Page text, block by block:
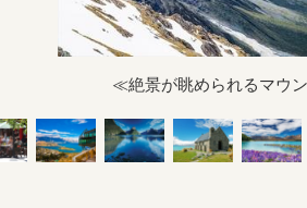
≪絶景が眺められるマウ